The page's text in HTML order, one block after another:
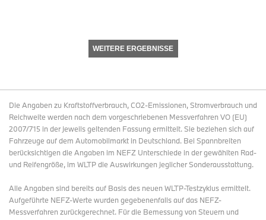
WEITERE ERGEBNISSE
Die Angaben zu Kraftstoffverbrauch, CO2-Emissionen, Stromverbrauch und
Reichweite werden nach dem vorgeschriebenen Messverfahren VO (EU)
2007/715 in der jeweils geltenden Fassung ermittelt. Sie beziehen sich auf
Fahrzeuge auf dem Automobilmarkt in Deutschland. Bei Spannbreiten
berücksichtigen die Angaben im NEFZ Unterschiede in der gewählten Rad-
und Reifengröße, im WLTP die Auswirkungen jeglicher Sonderausstattung.
Alle Angaben sind bereits auf Basis des neuen WLTP-Testzyklus ermittelt.
Aufgeführte NEFZ-Werte wurden gegebenenfalls auf das NEFZ-
Messverfahren zurückgerechnet. Für die Bemessung von Steuern und